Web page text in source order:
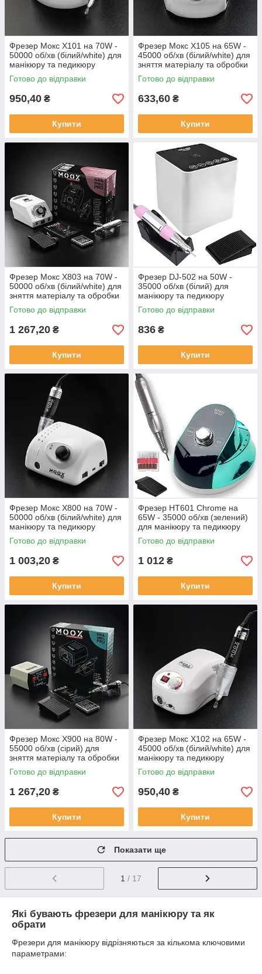
Фрезер Мокс X101 на 70W -
50000 об/хв (білий/white) для
манікюру та педикюру
Готово до відправки
950,40 ₴
Купити
Фрезер Мокс X105 на 65W -
45000 об/хв (білий/white) для
зняття матеріалу та обробки
кутикули
Готово до відправки
633,60 ₴
Купити
Фрезер Мокс X803 на 70W -
50000 об/хв (білий/white) для
зняття матеріалу та обробки
кутикули
Готово до відправки
1 267,20 ₴
Купити
Фрезер DJ-502 на 50W -
35000 об/хв (білий) для
манікюру та педикюру
Готово до відправки
836 ₴
Купити
Фрезер Мокс X800 на 70W -
50000 об/хв (білий/white) для
манікюру та педикюру
Готово до відправки
1 003,20 ₴
Купити
Фрезер HT601 Chrome на
65W - 35000 об/хв (зелений)
для манікюру та педикюру
Готово до відправки
1 012 ₴
Купити
Фрезер Мокс X900 на 80W -
55000 об/хв (сірий) для
зняття матеріалу та обробки
кутикули
Готово до відправки
1 267,20 ₴
Купити
Фрезер Мокс X102 на 65W -
45000 об/хв (білий/white) для
манікюру та педикюру
Готово до відправки
950,40 ₴
Купити
Показати ще
1 / 17
Які бувають фрезери для манікюру та як
обрати
Фрезери для манікюру відрізняються за кількома ключовими
параметрами: